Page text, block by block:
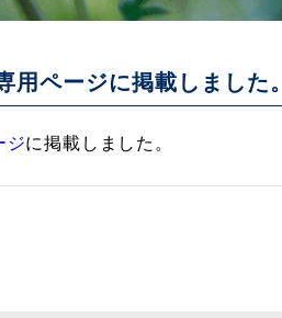
ページに掲載しました。
ジに掲載しました。